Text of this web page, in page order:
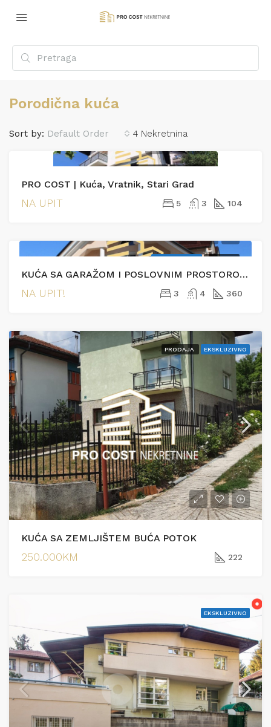
Porodična kuća
4 Nekretnina
Sort by: Default Order
PRO COST | Kuća, Vratnik, Stari Grad
NA UPIT 5 3 104
KUĆA SA GARAŽOM I POSLOVNIM PROSTOROM- AZIĆI
NA UPIT! 3 4 360
PRODAJA EKSKLUZIVNO
KUĆA SA ZEMLJIŠTEM BUĆA POTOK
250.000KM 222
EKSKLUZIVNO